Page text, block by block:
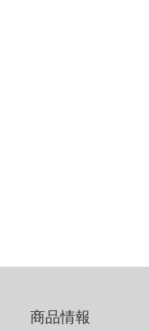
商品情報